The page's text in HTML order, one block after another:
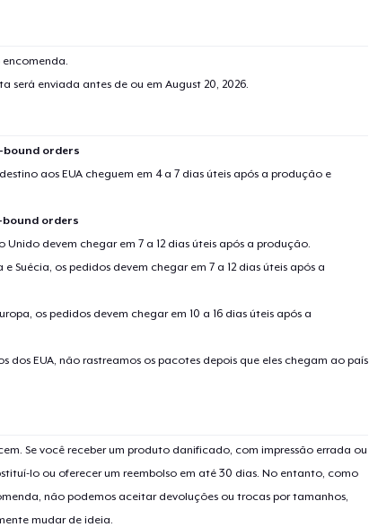
será enviada antes de ou em August 20, 2026.
bound orders
aos EUA cheguem em 4 a 7 dias úteis após a produção e
bound orders
Unido devem chegar em 7 a 12 dias úteis após a produção.
Suécia, os pedidos devem chegar em 7 a 12 dias úteis após a
os pedidos devem chegar em 10 a 16 dias úteis após a
dos EUA, não rastreamos os pacotes depois que eles chegam ao país
Se você receber um produto danificado, com impressão errada ou
lo ou oferecer um reembolso em até 30 dias. No entanto, como
não podemos aceitar devoluções ou trocas por tamanhos,
mudar de ideia.
1artigo adicionado ao